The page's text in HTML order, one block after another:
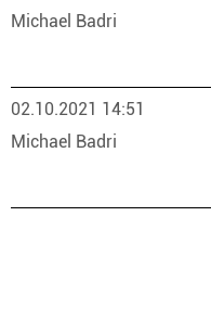
Michael Badri
02.10.2021 14:51
Michael Badri